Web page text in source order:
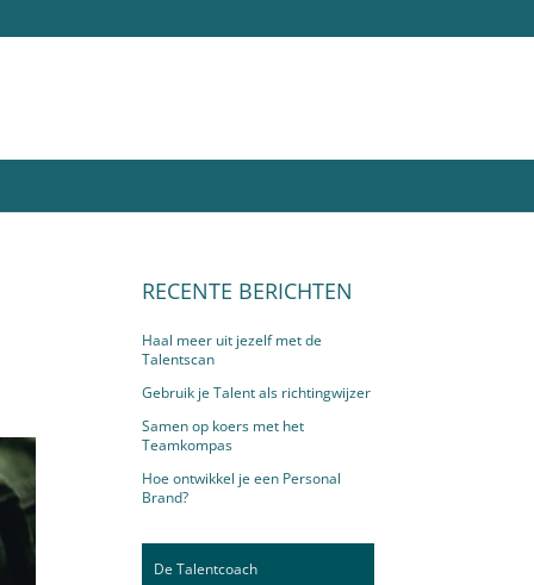
RECENTE BERICHTEN
Haal meer uit jezelf met de
Talentscan
Gebruik je Talent als richtingwijzer
Samen op koers met het
Teamkompas
Hoe ontwikkel je een Personal
Brand?
De Talentcoach